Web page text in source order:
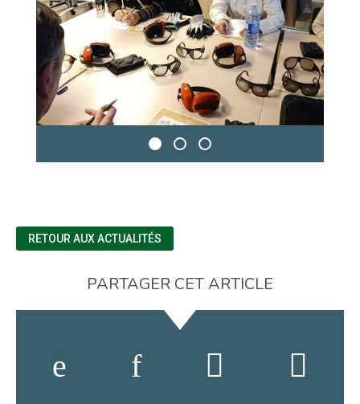
RETOUR AUX ACTUALITÉS
PARTAGER CET ARTICLE